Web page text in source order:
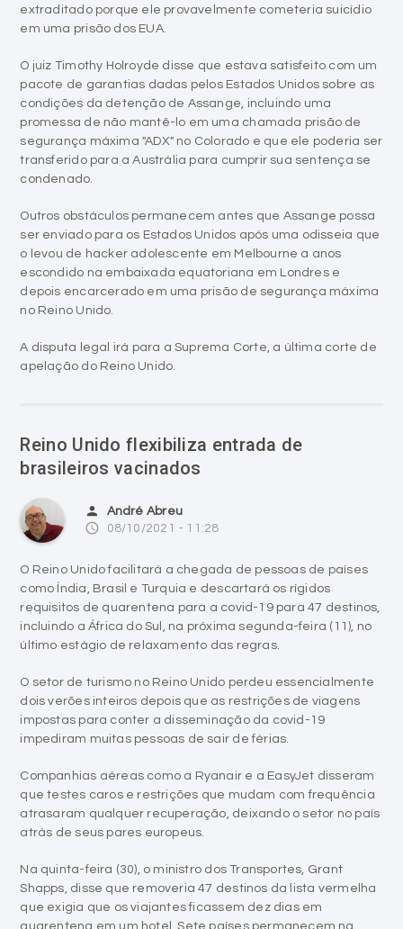
extraditado porque ele provavelmente cometeria suicídio
em uma prisão dos EUA.
O juiz Timothy Holroyde disse que estava satisfeito com um
pacote de garantias dadas pelos Estados Unidos sobre as
condições da detenção de Assange, incluindo uma
promessa de não mantê-lo em uma chamada prisão de
segurança máxima "ADX" no Colorado e que ele poderia ser
transferido para a Austrália para cumprir sua sentença se
condenado.
Outros obstáculos permanecem antes que Assange possa
ser enviado para os Estados Unidos após uma odisseia que
o levou de hacker adolescente em Melbourne a anos
escondido na embaixada equatoriana em Londres e
depois encarcerado em uma prisão de segurança máxima
no Reino Unido.
A disputa legal irá para a Suprema Corte, a última corte de
apelação do Reino Unido.
Reino Unido flexibiliza entrada de
brasileiros vacinados
person André Abreu
access_time 08/10/2021 - 11:28
O Reino Unido facilitará a chegada de pessoas de países
como Índia, Brasil e Turquia e descartará os rígidos
requisitos de quarentena para a covid-19 para 47 destinos,
incluindo a África do Sul, na próxima segunda-feira (11), no
último estágio de relaxamento das regras.
O setor de turismo no Reino Unido perdeu essencialmente
dois verões inteiros depois que as restrições de viagens
impostas para conter a disseminação da covid-19
impediram muitas pessoas de sair de férias.
Companhias aéreas como a Ryanair e a EasyJet disseram
que testes caros e restrições que mudam com frequência
atrasaram qualquer recuperação, deixando o setor no país
atrás de seus pares europeus.
Na quinta-feira (30), o ministro dos Transportes, Grant
Shapps, disse que removeria 47 destinos da lista vermelha
que exigia que os viajantes ficassem dez dias em
quarentena em um hotel. Sete países permanecem na